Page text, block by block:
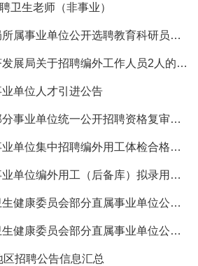
卫生老师（非事业）
2026年嘉兴市教育局所属事业单位公开选聘教育科研员初审情况及
2026玉环市海洋经济发展局关于招聘编外工作人员2人的启事
单位人才引进公告
关于2026年平阳县部分事业单位统一公开招聘资格复审第七次递补有
2026年云和县机关事业单位集中招聘编外用工体检合格及入围考察人
2026年云和县机关事业单位编外用工（后备库）拟录用人员公示（五
关于2026年舟山市卫生健康委员会部分直属事业单位公开招聘卫...
关于2026年舟山市卫生健康委员会部分直属事业单位公开招聘卫...2
招聘公告信息汇总